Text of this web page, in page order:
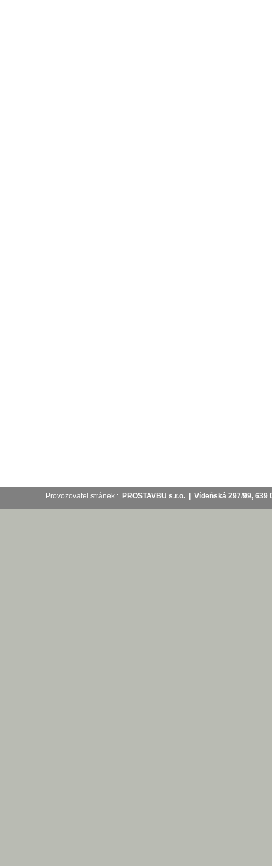
Provozovatel stránek : PROSTAVBU s.r.o. | Vídeňská 297/99,